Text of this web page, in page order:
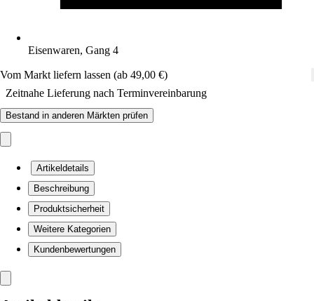
Eisenwaren, Gang 4
Vom Markt liefern lassen (ab 49,00 €)
Zeitnahe Lieferung nach Terminvereinbarung
Bestand in anderen Märkten prüfen
Artikeldetails
Beschreibung
Produktsicherheit
Weitere Kategorien
Kundenbewertungen